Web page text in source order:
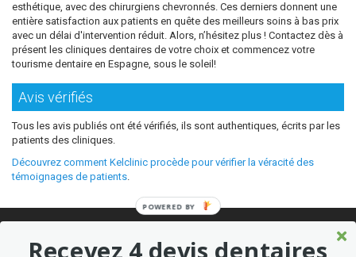
esthétique, avec des chirurgiens chevronnés. Ces derniers donnent une
entière satisfaction aux patients en quête des meilleurs soins à bas prix
avec un délai d'intervention réduit. Alors, n’hésitez plus ! Contactez dès à
présent les cliniques dentaires de votre choix et commencez votre
tourisme dentaire en Espagne, sous le soleil!
Avis vérifiés
Tous les avis publiés ont été vérifiés, ils sont authentiques, écrits par les
patients des cliniques.
Découvrez comment Kelclinic procède pour vérifier la véracité des
témoignages de patients.
POWERED BY